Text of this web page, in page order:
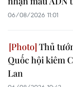
06/08/2026 11:01
Thủ
Quốc hội kiêm
Lan